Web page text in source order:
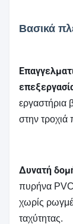
Βασικά
εργαστήρια
στην
Δυνατή
πυρήνα
χωρίς
ταχύτητας.